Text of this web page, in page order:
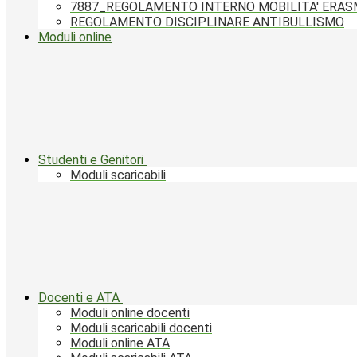
7887_REGOLAMENTO INTERNO MOBILITA'
REGOLAMENTO DISCIPLINARE ANTIBULLISMO
Moduli online
Studenti e Genitori
Moduli scaricabili
Docenti e ATA
Moduli online docenti
Moduli scaricabili docenti
Moduli online ATA